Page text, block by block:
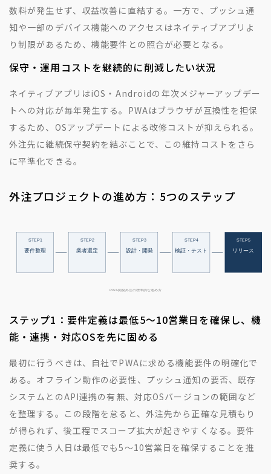
数料が発生せず、収益改善に直結する。一方で、プッシュ通
知や一部のデバイス機能へのアクセスはネイティブアプリよ
り制限があるため、機能要件との照合が必要となる。
保守・運用コストを継続的に削減したい状況
ネイティブアプリはiOS・Androidの年次メジャーアップデー
トへの対応が毎年発生する。PWAはブラウザが互換性を担保
するため、OSアップデートによる改修コストが抑えられる。
外注先に継続保守契約を結ぶことで、この維持コストをさら
に平準化できる。
外注プロジェクトの進め方：5つのステップ
ステップ1：要件定義は最低5〜10営業日を確保し、機
能・連携・対応OSを先に固める
最初に行うべきは、自社でPWAに求める機能要件の明確化で
ある。オフライン動作の必要性、プッシュ通知の要否、既存
システムとのAPI連携の有無、対応OSバージョンの範囲など
を整理する。この段階を怠ると、外注先から正確な見積もり
が得られず、後工程でスコープ拡大が起きやすくなる。要件
定義に使う人日は最低でも5〜10営業日を確保することを推
奨する。